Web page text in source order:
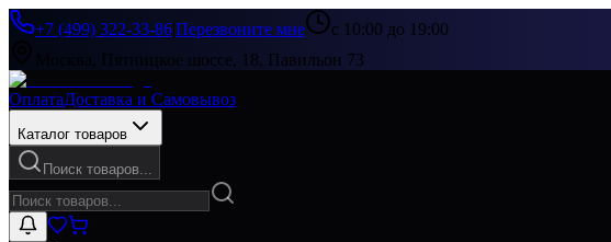
+7 (499) 322-33-86|Перезвоните мне
с 10:00 до 19:00
Москва, Пятницкое шоссе, 18, Павильон 73
ОплатаДоставка и Самовывоз
Каталог товаров
Поиск товаров...